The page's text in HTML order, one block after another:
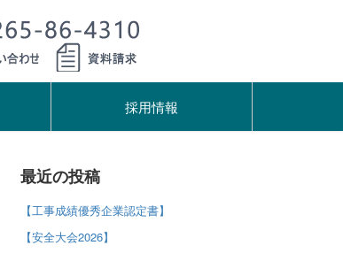
採用情報
最近の投稿
【工事成績優秀企業認定書】
【安全大会2026】